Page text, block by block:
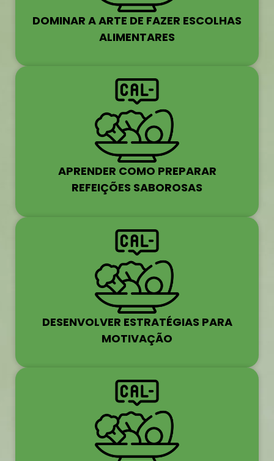
DOMINAR A ARTE DE FAZER ESCOLHAS
ALIMENTARES
APRENDER COMO PREPARAR
REFEIÇÕES SABOROSAS
DESENVOLVER ESTRATÉGIAS PARA
MOTIVAÇÃO